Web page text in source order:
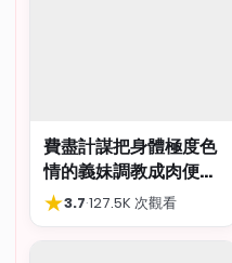
費盡計謀把身體極度色
情的義妹調教成肉便
器，結局卻出人意外
★3.7·127.5K 次觀看